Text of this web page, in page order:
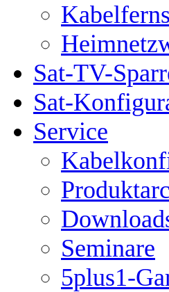
Sat-TV-
Sat-
Service
Seminare
5plus1-